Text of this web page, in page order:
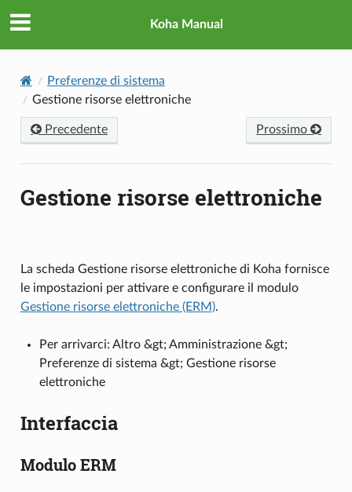
Koha Manual
Preferenze di sistema
Gestione risorse elettroniche
Precedente Prossimo
Gestione risorse elettroniche
La scheda Gestione risorse elettroniche di Koha fornisce
le impostazioni per attivare e configurare il modulo
Gestione risorse elettroniche (ERM).
Per arrivarci: Altro &gt; Amministrazione &gt;
Preferenze di sistema &gt; Gestione risorse
elettroniche
Interfaccia
Modulo ERM